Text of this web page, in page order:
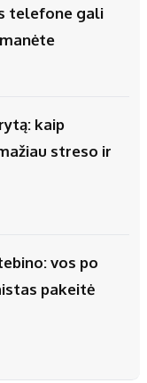
telefone gali
kaip
streso ir
vos po
pakeitė